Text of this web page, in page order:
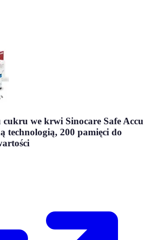
we krwi Sinocare Safe Accu
technologią, 200 pamięci do